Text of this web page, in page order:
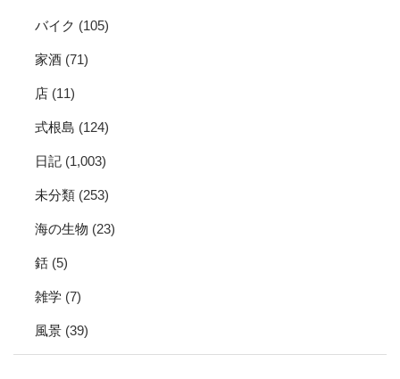
バイク (105)
家酒 (71)
店 (11)
式根島 (124)
日記 (1,003)
未分類 (253)
海の生物 (23)
銛 (5)
雑学 (7)
風景 (39)